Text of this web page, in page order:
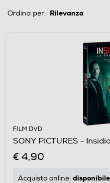
Ordina per:
FILM DVD
SONY PICTURES -
€ 4,90
Acquisto online: disponibile